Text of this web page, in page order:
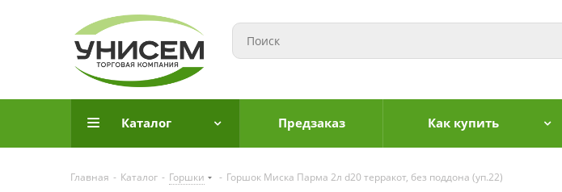
Каталог Предзаказ Как купить
Главная - Каталог - Горшки - Горшок Миска Парма 2л d20 терракот, без поддона (уп.22)